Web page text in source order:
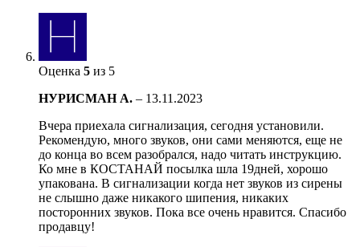
Оценка 5 из 5
НУРИСМАН А. – 13.11.2023
Вчера приехала сигнализация, сегодня установили.
Рекомендую, много звуков, они сами меняются, еще не
до конца во всем разобрался, надо читать инструкцию.
Ко мне в КОСТАНАЙ посылка шла 19дней, хорошо
упакована. В сигнализации когда нет звуков из сирены
не слышно даже никакого шипения, никаких
посторонних звуков. Пока все очень нравится. Спасибо
продавцу!